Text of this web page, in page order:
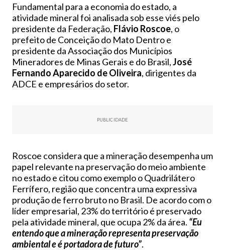
Fundamental para a economia do estado, a
atividade mineral foi analisada sob esse viés pelo
presidente da Federação, Flávio Roscoe, o
prefeito de Conceição do Mato Dentro e
presidente da Associação dos Municípios
Mineradores de Minas Gerais e do Brasil,José
Fernando Aparecido de Oliveira, dirigentes da
ADCE e empresários do setor.
PUBLICIDADE
Roscoe considera que a mineração desempenha um
papel relevante na preservação do meio ambiente
no estado e citou como exemplo o Quadrilátero
Ferrífero, região que concentra uma expressiva
produção de ferro bruto no Brasil. De acordo com o
líder empresarial, 23% do território é preservado
pela atividade mineral, que ocupa 2% da área. “Eu
entendo que a mineração representa preservação
ambiental e é portadora de futuro”.